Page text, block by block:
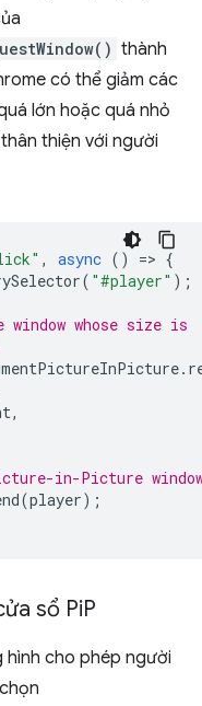
thành
có thể giảm các
lớn hoặc quá nhỏ
thiện với người
, async () => {
( "#player" );
whose size is
.
,
in-Picture
(player);
sổ PiP
cho phép người